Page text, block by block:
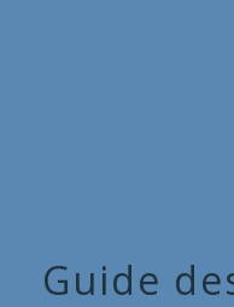
Guide